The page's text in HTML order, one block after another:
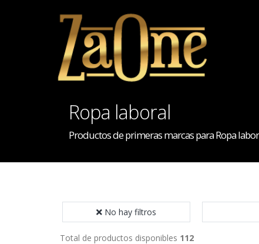
Ropa laboral
Productos de primeras marcas para Ropa
No hay filtros
Total de productos disponibles 112